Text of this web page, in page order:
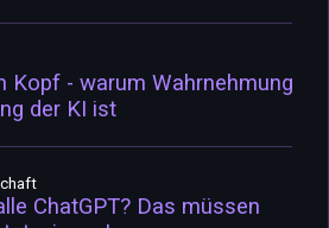
Kopf - warum Wahrnehmung
der KI ist
ChatGPT? Das müssen